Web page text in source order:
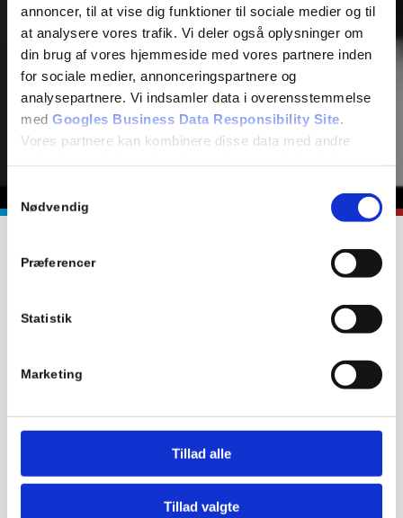
annoncer, til at vise dig funktioner til sociale medier og til
at analysere vores trafik. Vi deler også oplysninger om
din brug af vores hjemmeside med vores partnere inden
for sociale medier, annonceringspartnere og
analysepartnere. Vi indsamler data i overensstemmelse
med Googles Business Data Responsibility Site
Vores partnere kan kombinere disse data med andre
Se Cookie & Privatlivspolitik
Nødvendig
Præferencer
Statistik
Marketing
Tillad alle
Tillad valgte
eltavler
med et HFI- eller et HPFI-relæ. Derfor anbefaler vi altid,
tjekke om den bør blive udskiftet, da de typisk ikke er
tidssvarende. Vi oplever jævnligt, at der på ældre eltavler
der er fejl på gruppeafbryderen såvel som